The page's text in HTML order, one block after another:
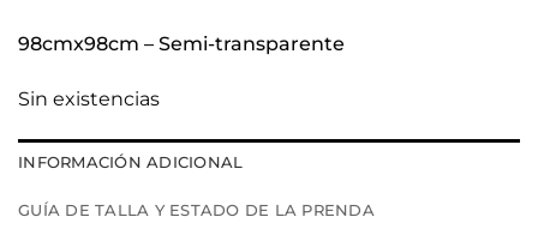
98cmx98cm – Semi-transparente
Sin existencias
INFORMACIÓN ADICIONAL
GUÍA DE TALLA Y ESTADO DE LA PRENDA